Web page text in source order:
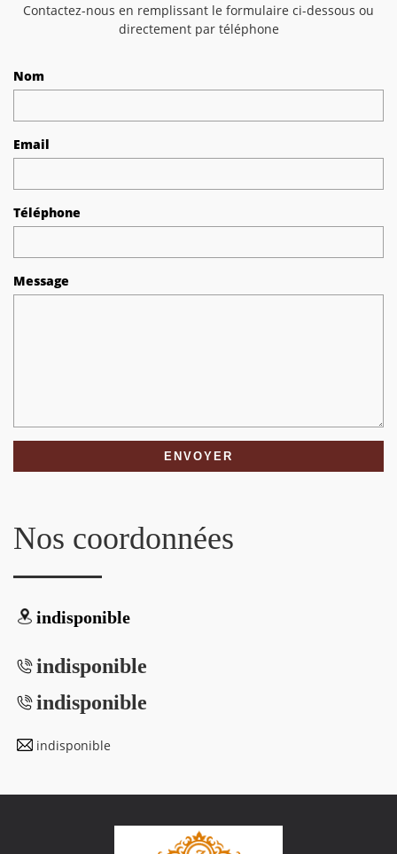
Contactez-nous en remplissant le formulaire ci-dessous ou
directement par téléphone
Nom
Email
Téléphone
Message
Nos coordonnées
indisponible
indisponible
indisponible
indisponible